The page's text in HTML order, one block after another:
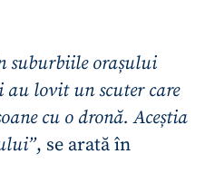
suburbiile orașului
lovit un scuter care
cu o dronă. Aceștia
, se arată în